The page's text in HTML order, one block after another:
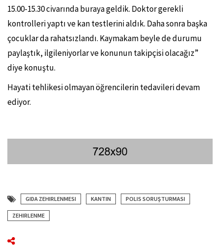
15.00-15.30 civarında buraya geldik. Doktor gerekli
kontrolleri yaptı ve kan testlerini aldık. Daha sonra başka
çocuklar da rahatsızlandı. Kaymakam beyle de durumu
paylaştık, ilgileniyorlar ve konunun takipçisi olacağız”
diye konuştu.
Hayati tehlikesi olmayan öğrencilerin tedavileri devam
ediyor.
GIDA ZEHIRLENMESI KANTIN POLIS SORUŞTURMASI
ZEHIRLENME